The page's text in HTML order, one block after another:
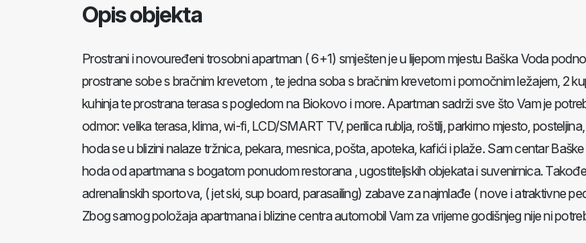
Opis objekta
Prostrani i novouređeni trosobni apartman ( 6+1) smješten je u lijepom mjestu Baška Voda
prostrane sobe s bračnim krevetom , te jedna soba s bračnim krevetom i pomočnim ležajem, 2
kuhinja te prostrana terasa s pogledom na Biokovo i more. Apartman sadrži sve što Vam je
odmor: velika terasa, klima, wi-fi, LCD/SMART TV, perilica rublja, roštilj, parkirno mjesto,
hoda se u blizini nalaze tržnica, pekara, mesnica, pošta, apoteka, kafići i plaže. Sam centar
hoda od apartmana s bogatom ponudom restorana , ugostiteljskih objekata i suvenirnica.
adrenalinskih sportova, ( jet ski, sup board, parasailing) zabave za najmlađe ( nove i atraktivne
Zbog samog položaja apartmana i blizine centra automobil Vam za vrijeme godišnjeg nije ni